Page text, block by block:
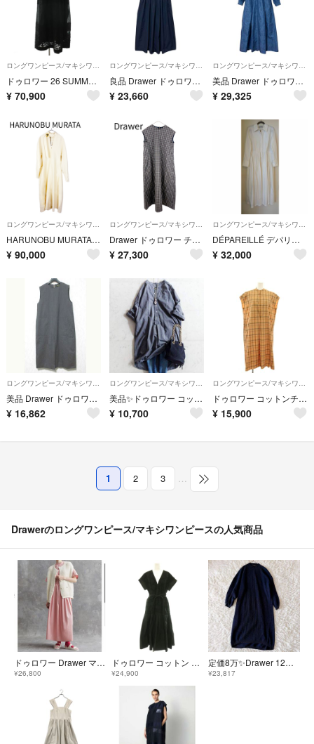
ドゥロワー 26 SUMMER フラワージャガードショートスリーブドレス
¥ 70,900
良品 Drawer ドゥロワー コットン タック サロペットスカート キャミソールワンピース 6524-299-1640 サイズ36 ブラック レディース 古着 中古 USED
¥ 23,660
美品 Drawer ドゥロワー セーラーカラー ロングワンピース 付け襟 コットンリネンデニム 6526-299-1273 サイズ36 インディゴ レディース 古着 中古 USED
¥ 29,325
HARUNOBU MURATA ELIANA エリアナ ワンピース ロングワンピース アイボリー 38
¥ 90,000
Drawer ドゥロワー チェック ワンピース グレー 36 コットン ロングワンピース
¥ 27,300
DÉPAREILLÉ デパリエ 大草直子 白 シャツ ロングワンピース 38
¥ 32,000
ロングワンピース/マキシワンピース
美品 Drawer ドゥロワー M.SUMMER1 ノースリーブワンピース 6526-234-1530 サイズ36 グレー レディース 古着 中古 USED
¥ 16,862
ロングワンピース/マキシワンピース
美品✨ドゥロワー コットン シャンブレー バンドカラー ロングシャツ グレー
¥ 10,700
ロングワンピース/マキシワンピース
ドゥロワー コットンチェックブザムノースリーブワンピース 36 ベージュ 黒
¥ 15,900
1 2 3 …
Drawerのロングワンピース/マキシワンピースの人気商品
ドゥロワー Drawer マキシ丈ワンピース ピンク ピンストライプ サイズ38
¥26,800
ドゥロワー コットン クロシェワンピース レースドレス ロング フレンチスリーブ
¥24,900
定価8万✨Drawer 12G ウールカシミヤ クルーネック ニットワンピース
¥23,817